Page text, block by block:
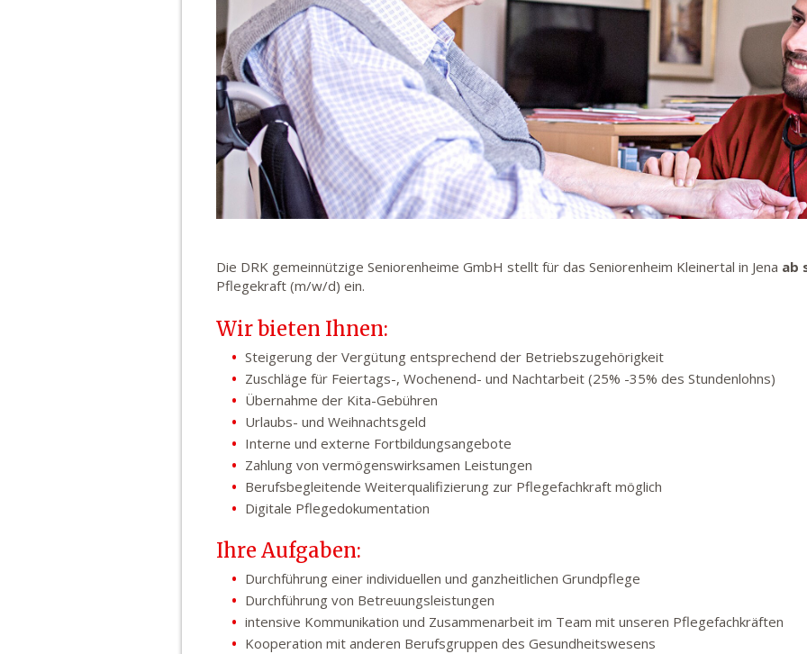
Die DRK gemeinnützige Seniorenheime GmbH stellt für das Seniorenheim Kleinertal in Jena ab
Pflegekraft (m/w/d) ein.
Wir bieten Ihnen:
Steigerung der Vergütung entsprechend der Betriebszugehörigkeit
Zuschläge für Feiertags-, Wochenend- und Nachtarbeit (25% -35% des Stundenlohns)
Übernahme der Kita-Gebühren
Urlaubs- und Weihnachtsgeld
Interne und externe Fortbildungsangebote
Zahlung von vermögenswirksamen Leistungen
Berufsbegleitende Weiterqualifizierung zur Pflegefachkraft möglich
Digitale Pflegedokumentation
Ihre Aufgaben:
Durchführung einer individuellen und ganzheitlichen Grundpflege
Durchführung von Betreuungsleistungen
intensive Kommunikation und Zusammenarbeit im Team mit unseren Pflegefachkräften
Kooperation mit anderen Berufsgruppen des Gesundheitswesens